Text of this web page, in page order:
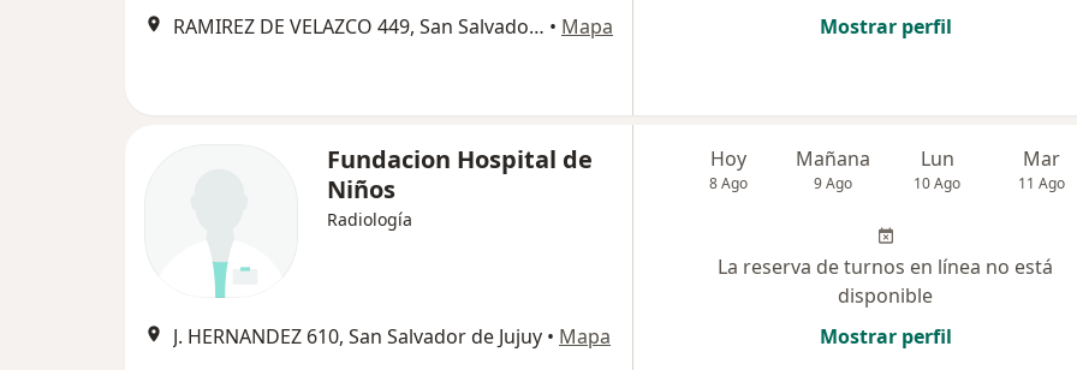
RAMIREZ DE VELAZCO 449, San Salvador de Jujuy • Mapa
Mostrar perfil
Fundacion Hospital de
Niños
Radiología
J. HERNANDEZ 610, San Salvador de Jujuy • Mapa
Hoy
8 Ago
Mañana
9 Ago
Lun
10 Ago
Mar
11 Ago
La reserva de turnos en línea no está
disponible
Mostrar perfil